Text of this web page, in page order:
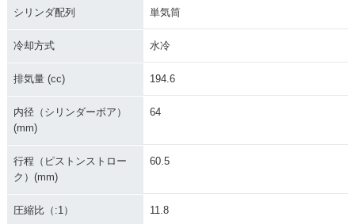
シリンダ配列 単気筒
冷却方式 水冷
排気量 (cc) 194.6
内径（シリンダーボア）
(mm)
64
行程（ピストンストロー
ク）(mm)
60.5
圧縮比（:1） 11.8